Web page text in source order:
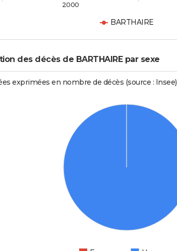
BARTHAIRE
2000
des décès de BARTHAIRE par sexe
exprimées en nombre de décès (source : Insee)